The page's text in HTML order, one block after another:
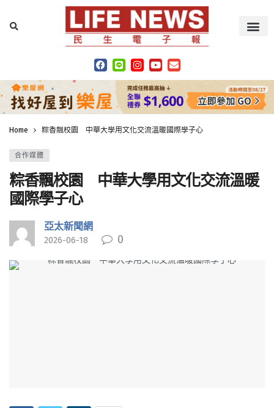
Home 粽香飄校園 中華大學用文化交流溫暖國際學子心
合作媒體
粽香飄校園 中華大學用文化交流溫暖
國際學子心
亞太新聞網
2026-06-18 0